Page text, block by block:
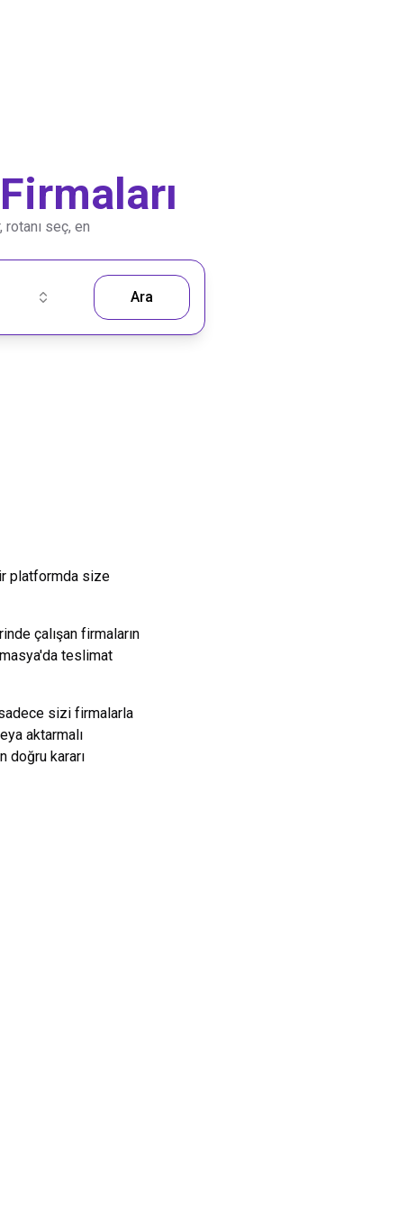
rotanı seç, en
Ara
platformda size
çalışan firmaların
'da teslimat
sizi firmalarla
aktarmalı
doğru kararı